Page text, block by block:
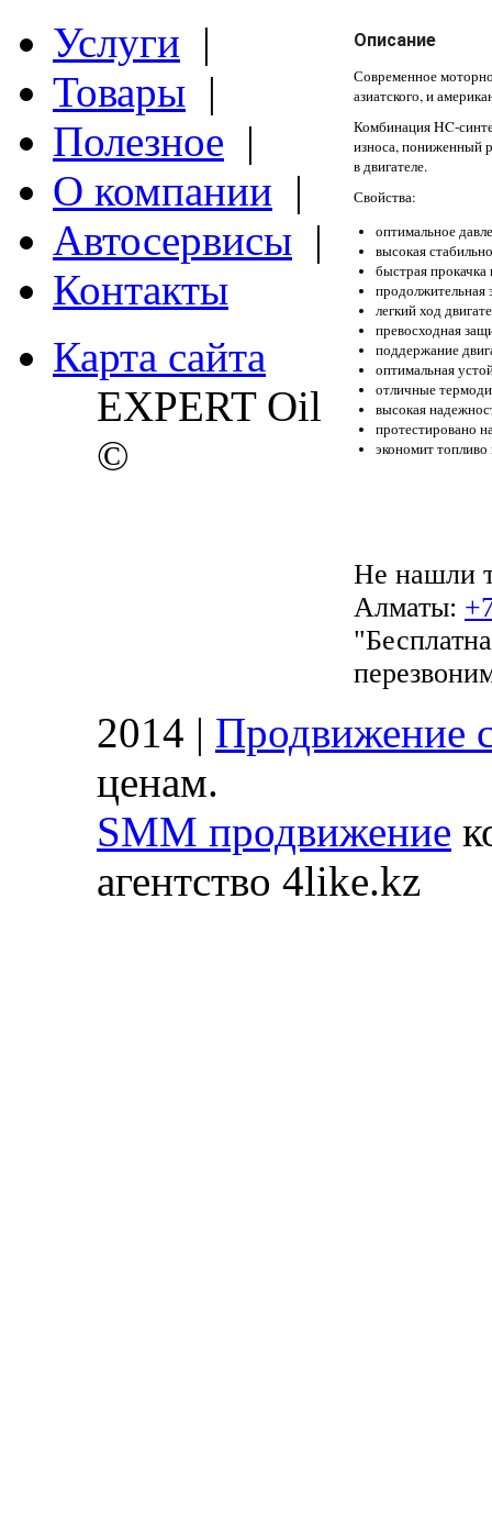
Описание
Современное
азиатского, и
Комбинация HC-
износа, пониженный
в двигателе.
Свойства:
оптимальное
высокая
быстрая
продолжительная
легкий ход
превосходная
поддержание
оптимальная
отличные
высокая
протестировано
экономит
​Не нашли
Алматы:
Услуги |
Товары |
Полезное |
О компании |
Автосервисы |
Контакты
Карта сайта
EXPERT Oil
©
2014 | Продвижение
ценам.
SMM продвижение
агентство 4like.kz